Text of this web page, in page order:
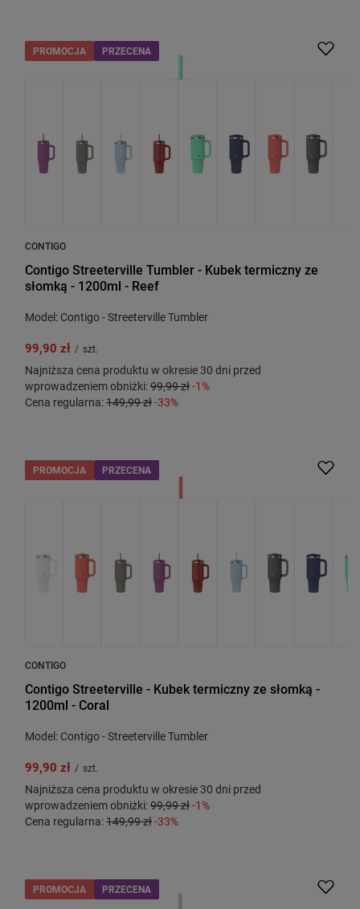
PROMOCJA PRZECENA
CONTIGO
Contigo Streeterville Tumbler - Kubek termiczny ze
słomką - 1200ml - Reef
Model: Contigo - Streeterville Tumbler
99,90 zł / szt.
Najniższa cena produktu w okresie 30 dni przed
wprowadzeniem obniżki:99,99 zł-1%
Cena regularna:149,99 zł-33%
PROMOCJA PRZECENA
CONTIGO
Contigo Streeterville - Kubek termiczny ze słomką -
1200ml - Coral
Model: Contigo - Streeterville Tumbler
99,90 zł / szt.
Najniższa cena produktu w okresie 30 dni przed
wprowadzeniem obniżki:99,99 zł-1%
Cena regularna:149,99 zł-33%
PROMOCJA PRZECENA